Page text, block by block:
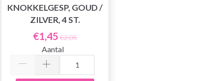
KNOKKELGESP, GOUD /
ZILVER, 4 ST.
€1,45 €2,05
Aantal